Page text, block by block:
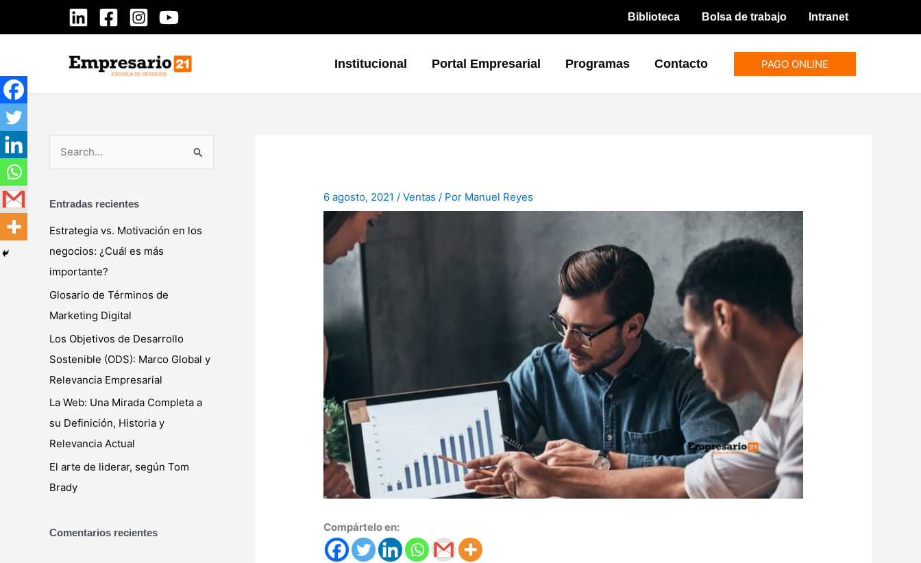
Biblioteca Bolsa de trabajo Intranet
Institucional Portal Empresarial Programas Contacto PAGO ONLINE
a
r
p
o
r
:
Entradas recientes
Estrategia vs. Motivación en los
negocios: ¿Cuál es más
importante?
Glosario de Términos de
Marketing Digital
Los Objetivos de Desarrollo
Sostenible (ODS): Marco Global y
Relevancia Empresarial
La Web: Una Mirada Completa a
su Definición, Historia y
Relevancia Actual
El arte de liderar, según Tom
Brady
Comentarios recientes
6 agosto, 2021/Ventas / Por Manuel Reyes
Compártelo en: